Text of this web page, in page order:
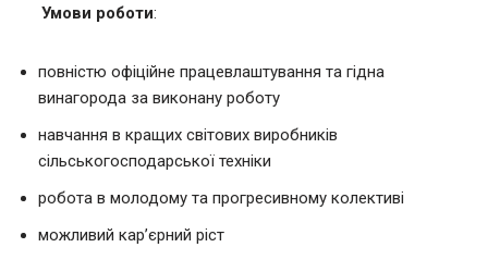
Умови роботи:
повністю офіційне працевлаштування та гідна
винагорода за виконану роботу
навчання в кращих світових виробників
сільськогосподарської техніки
робота в молодому та прогресивному колективі
можливий кар’єрний ріст